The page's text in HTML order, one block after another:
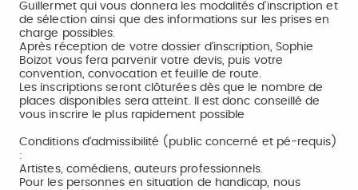
Guillermet qui vous donnera les modalités d’inscription et
de sélection ainsi que des informations sur les prises en
charge possibles.
Après réception de votre dossier d’inscription, Sophie
Boizot vous fera parvenir votre devis, puis votre
convention, convocation et feuille de route.
Les inscriptions seront clôturées dès que le nombre de
places disponibles sera atteint. Il est donc conseillé de
vous inscrire le plus rapidement possible
Conditions d'admissibilité (public concerné et pé-requis)
:
Artistes, comédiens, auteurs professionnels.
Pour les personnes en situation de handicap, nous